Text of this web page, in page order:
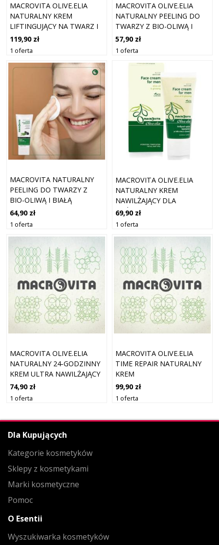
MACROVITA OLIVE.ELIA
NATURALNY KREM
LIFTINGUJĄCY NA TWARZ I
SZYJĘ Z BIO-OLIWĄ I
CZARNYM OWSEM 50ML
119,90 zł
1 oferta
MACROVITA OLIVE.ELIA
NATURALNY PEELING DO
TWARZY Z BIO-OLIWĄ I
BIAŁĄ HERBATĄ 50ML
57,90 zł
1 oferta
MACROVITA NATURALNY
PEELING DO TWARZY Z
BIO-OLIWĄ I BIAŁĄ
HERBATĄ 50ML
64,90 zł
1 oferta
MACROVITA OLIVE.ELIA
NATURALNY KREM
NAWILŻAJĄCY DLA
MĘŻCZYZN Z BIO-OLIWĄ I
ŻEŃ-SZENIEM 50ML
69,90 zł
1 oferta
MACROVITA OLIVE.ELIA
NATURALNY 24-GODZINNY
KREM ULTRA NAWILŻAJĄCY
Z BIO-OLIWĄ I ALOESEM
50ML
74,90 zł
1 oferta
MACROVITA OLIVE.ELIA
TIME REPAIR NATURALNY
KREM
PRZECIWZMARSZCZKOWY
NA NOC Z BIO-OLIWĄ I
99,90 zł
1 oferta
Dla Kupujących
Kategorie kosmetyków
Sklepy z kosmetykami
Marki kosmetyczne
Pomoc
O Esentii
Wyszukiwarka kosmetyków